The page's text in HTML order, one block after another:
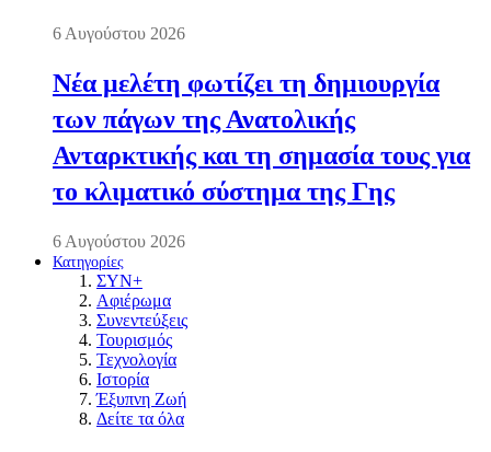
6 Αυγούστου 2026
Νέα μελέτη φωτίζει τη δημιουργία
των πάγων της Ανατολικής
Ανταρκτικής και τη σημασία τους για
το κλιματικό σύστημα της Γης
6 Αυγούστου 2026
Κατηγορίες
ΣΥΝ+
Αφιέρωμα
Συνεντεύξεις
Τουρισμός
Τεχνολογία
Ιστορία
Έξυπνη Ζωή
Δείτε τα όλα